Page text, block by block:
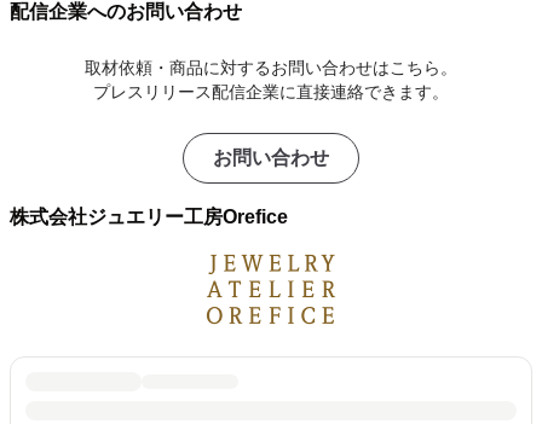
配信企業へのお問い合わせ
取材依頼・商品に対するお問い合わせはこちら。
プレスリリース配信企業に直接連絡できます。
お問い合わせ
株式会社ジュエリー工房Orefice